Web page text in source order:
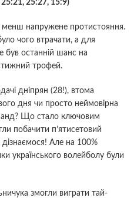
25:27, 15:9)
менш напружене протистояння.
чого втрачати, а для
був останній шанс на
трофей.
дніпрян (28!), втома
дня чи просто неймовірна
Що стало ключовим
побачити п’ятисетовий
Але на 100%
українського волейболу були
змогли виграти тай-